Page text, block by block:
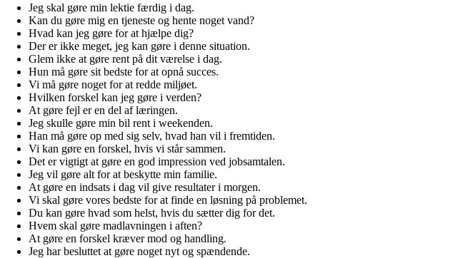
Jeg skal gøre min lektie færdig i dag.
Kan du gøre mig en tjeneste og hente noget vand?
Hvad kan jeg gøre for at hjælpe dig?
Der er ikke meget, jeg kan gøre i denne situation.
Glem ikke at gøre rent på dit værelse i dag.
Hun må gøre sit bedste for at opnå succes.
Vi må gøre noget for at redde miljøet.
Hvilken forskel kan jeg gøre i verden?
At gøre fejl er en del af læringen.
Jeg skulle gøre min bil rent i weekenden.
Han må gøre op med sig selv, hvad han vil i fremtiden.
Vi kan gøre en forskel, hvis vi står sammen.
Det er vigtigt at gøre en god impression ved jobsamtalen.
Jeg vil gøre alt for at beskytte min familie.
At gøre en indsats i dag vil give resultater i morgen.
Vi skal gøre vores bedste for at finde en løsning på problemet.
Du kan gøre hvad som helst, hvis du sætter dig for det.
Hvem skal gøre madlavningen i aften?
At gøre en forskel kræver mod og handling.
Jeg har besluttet at gøre noget nyt og spændende.